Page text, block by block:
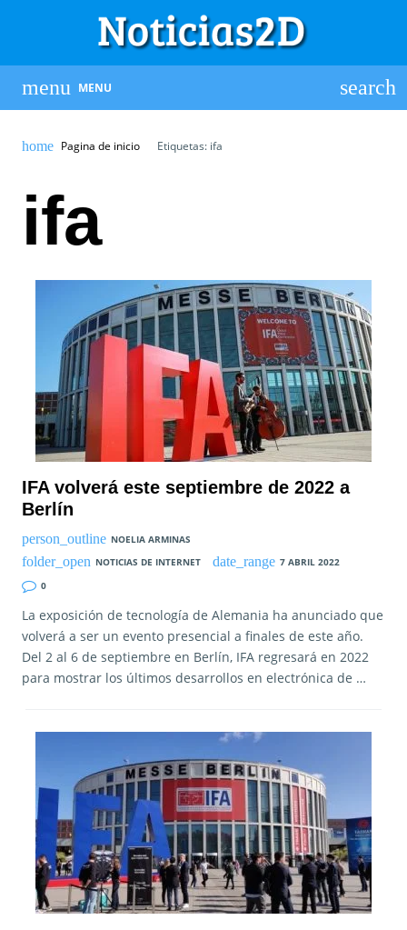
MENU
Pagina de inicio Etiquetas: ifa
ifa
IFA volverá este septiembre de 2022 a
Berlín
NOELIA ARMINAS
NOTICIAS DE INTERNET
7 ABRIL 2022
0
La exposición de tecnología de Alemania ha anunciado que
volverá a ser un evento presencial a finales de este año.
Del 2 al 6 de septiembre en Berlín, IFA regresará en 2022
para mostrar los últimos desarrollos en electrónica de …